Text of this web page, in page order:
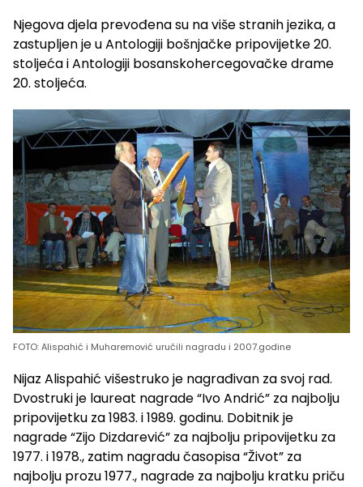
Njegova djela prevođena su na više stranih jezika, a
zastupljen je u Antologiji bošnjačke pripovijetke 20.
stoljeća i Antologiji bosanskohercegovačke drame
20. stoljeća.
FOTO: Alispahić i Muharemović uručili nagradu i 2007.godine
Nijaz Alispahić višestruko je nagrađivan za svoj rad.
Dvostruki je laureat nagrade “Ivo Andrić” za najbolju
pripovijetku za 1983. i 1989. godinu. Dobitnik je
nagrade “Zijo Dizdarević” za najbolju pripovijetku za
1977. i 1978., zatim nagradu časopisa “Život” za
najbolju prozu 1977., nagrade za najbolju kratku priču